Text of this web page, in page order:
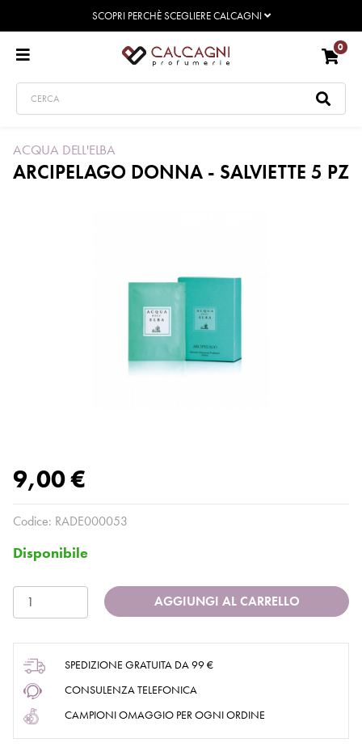
SCOPRI PERCHÈ SCEGLIERE CALCAGNI
0
ACQUA DELL'ELBA
ARCIPELAGO DONNA - SALVIETTE 5 PZ
9,00 €
Codice: RADE000053
Disponibile
AGGIUNGI AL CARRELLO
SPEDIZIONE GRATUITA DA 99 €
CONSULENZA TELEFONICA
CAMPIONI OMAGGIO PER OGNI ORDINE